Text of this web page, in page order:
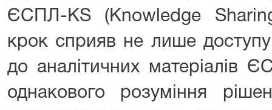
ЄСПЛ-KS (Knowledge
крок сприяв не лише доступу
до аналітичних матеріалів
однакового розуміння